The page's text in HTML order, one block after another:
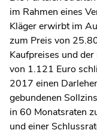
im Rahmen eines
Kläger erwirbt im
zum Preis von
Kaufpreises und
von 1.121 Euro
2017 einen
gebundenen
in 60 Monatsraten
und einer